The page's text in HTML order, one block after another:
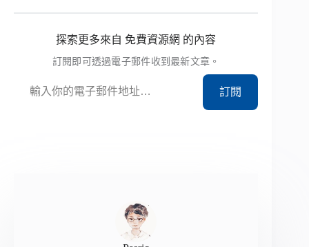
探索更多來自 免費資源網 的內容
訂閱即可透過電子郵件收到最新文章。
訂閱